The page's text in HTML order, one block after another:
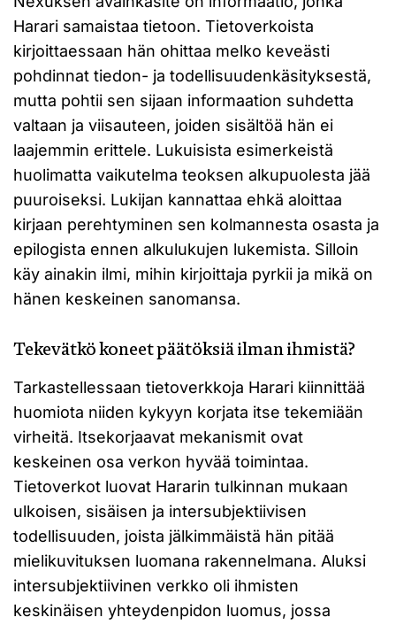
Harari samaistaa tietoon. Tietoverkoista
kirjoittaessaan hän ohittaa melko keveästi
pohdinnat tiedon- ja todellisuudenkäsityksestä,
mutta pohtii sen sijaan informaation suhdetta
valtaan ja viisauteen, joiden sisältöä hän ei
laajemmin erittele. Lukuisista esimerkeistä
huolimatta vaikutelma teoksen alkupuolesta jää
puuroiseksi. Lukijan kannattaa ehkä aloittaa
kirjaan perehtyminen sen kolmannesta osasta ja
epilogista ennen alkulukujen lukemista. Silloin
käy ainakin ilmi, mihin kirjoittaja pyrkii ja mikä on
hänen keskeinen sanomansa.
Tekevätkö koneet päätöksiä ilman ihmistä?
Tarkastellessaan tietoverkkoja Harari kiinnittää
huomiota niiden kykyyn korjata itse tekemiään
virheitä. Itsekorjaavat mekanismit ovat
keskeinen osa verkon hyvää toimintaa.
Tietoverkot luovat Hararin tulkinnan mukaan
ulkoisen, sisäisen ja intersubjektiivisen
todellisuuden, joista jälkimmäistä hän pitää
mielikuvituksen luomana rakennelmana. Aluksi
intersubjektiivinen verkko oli ihmisten
keskinäisen yhteydenpidon luomus, jossa